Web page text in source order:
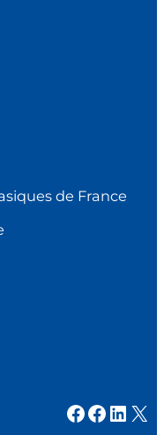
de France
Facebook Facebook LinkedIn X